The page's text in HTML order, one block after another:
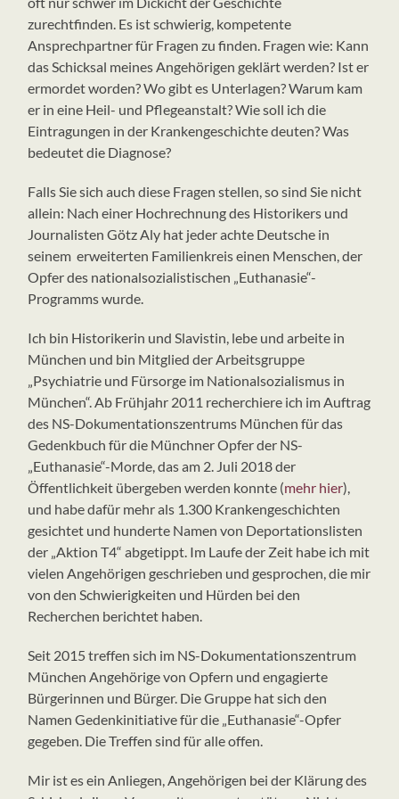
zurechtfinden. Es ist schwierig, kompetente
Ansprechpartner für Fragen zu finden. Fragen wie: Kann
das Schicksal meines Angehörigen geklärt werden? Ist er
ermordet worden? Wo gibt es Unterlagen? Warum kam
er in eine Heil- und Pflegeanstalt? Wie soll ich die
Eintragungen in der Krankengeschichte deuten? Was
bedeutet die Diagnose?
Falls Sie sich auch diese Fragen stellen, so sind Sie nicht
allein: Nach einer Hochrechnung des Historikers und
Journalisten Götz Aly hat jeder achte Deutsche in
seinem erweiterten Familienkreis einen Menschen, der
Opfer des nationalsozialistischen „Euthanasie“-
Programms wurde.
Ich bin Historikerin und Slavistin, lebe und arbeite in
München und bin Mitglied der Arbeitsgruppe
„Psychiatrie und Fürsorge im Nationalsozialismus in
München“. Ab Frühjahr 2011 recherchiere ich im Auftrag
des NS-Dokumentationszentrums München für das
Gedenkbuch für die Münchner Opfer der NS-
„Euthanasie“-Morde, das am 2. Juli 2018 der
Öffentlichkeit übergeben werden konnte (mehr hier),
und habe dafür mehr als 1.300 Krankengeschichten
gesichtet und hunderte Namen von Deportationslisten
der „Aktion T4“ abgetippt. Im Laufe der Zeit habe ich mit
vielen Angehörigen geschrieben und gesprochen, die mir
von den Schwierigkeiten und Hürden bei den
Recherchen berichtet haben.
Seit 2015 treffen sich im NS-Dokumentationszentrum
München Angehörige von Opfern und engagierte
Bürgerinnen und Bürger. Die Gruppe hat sich den
Namen Gedenkinitiative für die „Euthanasie“-Opfer
gegeben. Die Treffen sind für alle offen.
Mir ist es ein Anliegen, Angehörigen bei der Klärung des